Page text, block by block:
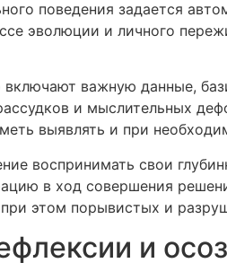
поведения задается
эволюции и личного
важную данные,
и мыслительных
выявлять и при
воспринимать свои
в ход совершения
этом порывистых и
и